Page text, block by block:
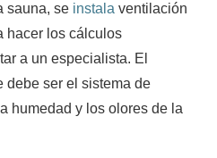
sauna, se instala ventilación
hacer los cálculos
a un especialista. El
debe ser el sistema de
humedad y los olores de la